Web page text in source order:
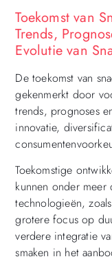
Toekomst van
Trends,
Evolutie van
De toekomst van
gekenmerkt door
trends, prognoses
innovatie,
Toekomstige
kunnen onder
technologieën,
grotere focus op
verdere integratie
smaken in het